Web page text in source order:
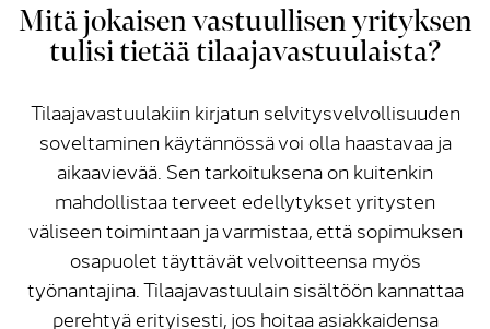
Mitä jokaisen vastuullisen yrityksen
tulisi tietää tilaajavastuulaista?
Tilaajavastuulakiin kirjatun selvitysvelvollisuuden
soveltaminen käytännössä voi olla haastavaa ja
aikaavievää. Sen tarkoituksena on kuitenkin
mahdollistaa terveet edellytykset yritysten
väliseen toimintaan ja varmistaa, että sopimuksen
osapuolet täyttävät velvoitteensa myös
työnantajina. Tilaajavastuulain sisältöön kannattaa
perehtyä erityisesti, jos hoitaa asiakkaidensa